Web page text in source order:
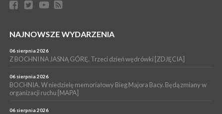
BRZESKO. Śledczy wyjaśniają, jak doszło do śmierci 32-letniego
WYDARZENIA
BOCHNIA. Rusza Gospelowe Lato. To będą cztery dni radosnej
muzyki [PROGRAM KONCERTÓW]
NAJNOWSZE WYDARZENIA
06 sierpnia 2026
Z BOCHNI NA JASNĄ GÓRĘ. Trzeci dzień wędrówki [ZDJĘCIA]
06 sierpnia 2026
BOCHNIA. W niedzielę memoriałowy Bieg Majora Bacy. Będą zmiany w
organizacji ruchu [MAPA]
06 sierpnia 2026